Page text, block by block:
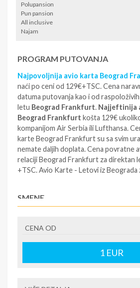
Polupansion
Pun pansion
All inclusive
Najam
PROGRAM PUTOVANJA
Najpovoljnija avio karta Beograd
naći po ceni od 129€+TSC. Cena
datuma putovanja kao i od
letu Beograd Frankfurt. Najjeftinija
Beograd Frankfurt košta 129€
kompanijom Air Serbia ili Lufthansa.
karte Beograd Frankfurt su sa svim
nemate daljih doplata. Cena povratne
relaciji Beograd Frankfurt za direktan
+TSC. Avio Karte - Letovi iz
SMENE
Najpovoljnija avio karta Beograd
po ceni od 129€+TSC. Cena naravno
putovanja kao i od raspoloživih mesta
Frankfurt. Najjeftinija avio karta
CENA OD
1 EUR